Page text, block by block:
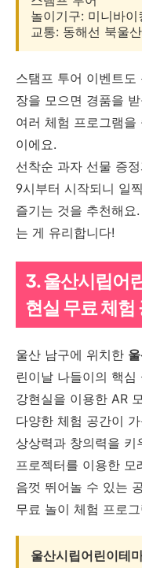
놀이기구: 미니바
교통: 동해선 북울
스탬프 투어 이벤트도
장을 모으면 경품을
여러 체험 프로그램을
이에요.
선착순 과자 선물 증
9시부터 시작되니 일
즐기는 것을 추천해
는 게 유리합니다!
3. 울산시립어
현실 무료 체험
울산 남구에 위치한
린이날 나들이의 핵
강현실을 이용한 AR
다양한 체험 공간이
상상력과 창의력을
프로젝터를 이용한
음껏 뛰어놀 수 있는
무료 놀이 체험 프로
울산시립어린이테